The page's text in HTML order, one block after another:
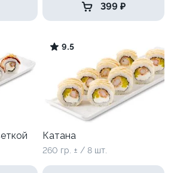
399 ₽
9.5
Катана
260 гр. ± / 8 шт.